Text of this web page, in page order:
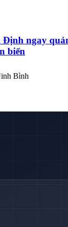
Định ngay
biển
Bình